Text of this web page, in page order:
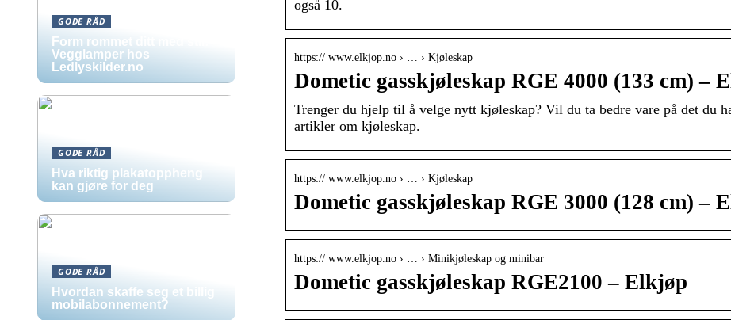
også 10.
https:// www.elkjop.no › … › Kjøleskap
Dometic gasskjøleskap RGE 4000 (133 cm) –
Trenger du hjelp til å velge nytt kjøleskap? Vil du ta bedre vare på det du
artikler om kjøleskap.
https:// www.elkjop.no › … › Kjøleskap
Dometic gasskjøleskap RGE 3000 (128 cm) –
https:// www.elkjop.no › … › Minikjøleskap og minibar
Dometic gasskjøleskap RGE2100 – Elkjøp
GODE RÅD
Form rommet ditt med stil:
Vegglamper hos
Ledlyskilder.no
GODE RÅD
Hva riktig plakatoppheng
kan gjøre for deg
GODE RÅD
Hvordan skaffe seg et billig
mobilabonnement?